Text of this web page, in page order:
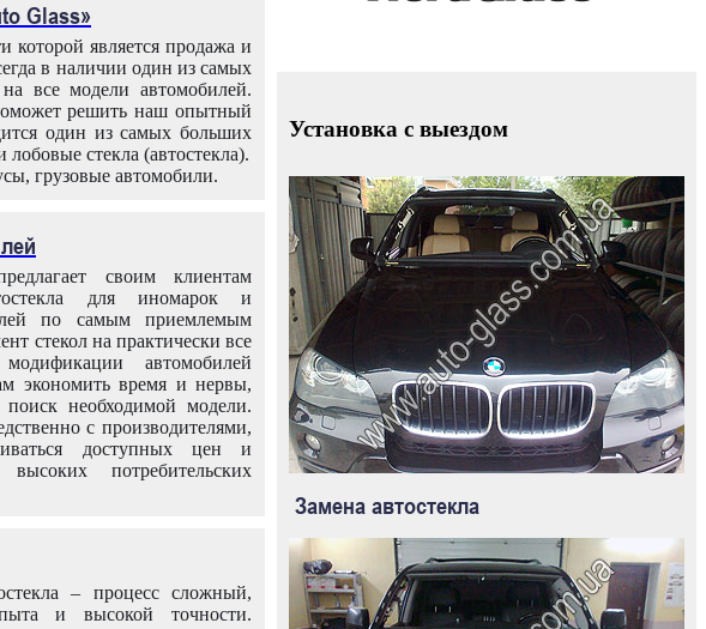
Glass»
которой является продажа и
в наличии один из самых
все модели автомобилей.
решить наш опытный
один из самых больших
стекла (автостекла).
грузовые автомобили.
своим клиентам
для иномарок и
по самым приемлемым
стекол на практически все
автомобилей
экономить время и нервы,
поиск необходимой модели.
с производителями,
доступных цен и
потребительских
– процесс сложный,
и высокой точности.
Установка с выездом
Замена автостекла